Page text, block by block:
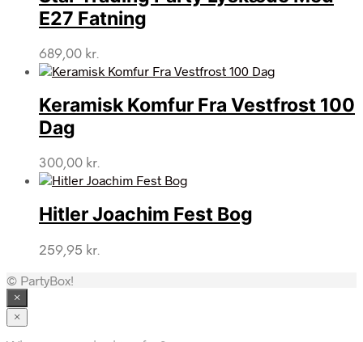
E27 Fatning
689,00 kr.
Keramisk Komfur Fra Vestfrost 100
Dag
300,00 kr.
Hitler Joachim Fest Bog
259,95 kr.
© PartyBox!
×
×